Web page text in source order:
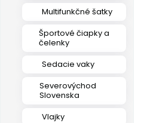
Multifunkčné šatky
Športové čiapky a
čelenky
Sedacie vaky
Severovýchod
Slovenska
Vlajky